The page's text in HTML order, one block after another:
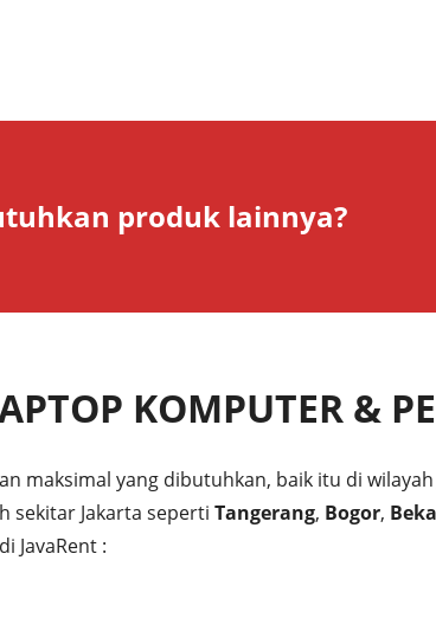
produk lainnya?
KOMPUTER &
maksimal yang dibutuhkan, baik itu di wilayah
sekitar Jakarta seperti Tangerang, Bogor,
JavaRent :